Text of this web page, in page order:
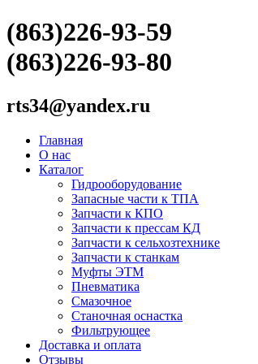
(863)226-93-59
(863)226-93-80
rts34@yandex.ru
Главная
О нас
Каталог
Гидрооборудование
Запасные части к ТПА
Запчасти к КПО
Запчасти к прессам КД
Запчасти к сельхозтехнике
Запчасти к станкам
Муфты ЭТМ
Пневматика
Смазочное
Станочная оснастка
Фильтрующее
Доставка и оплата
Отзывы